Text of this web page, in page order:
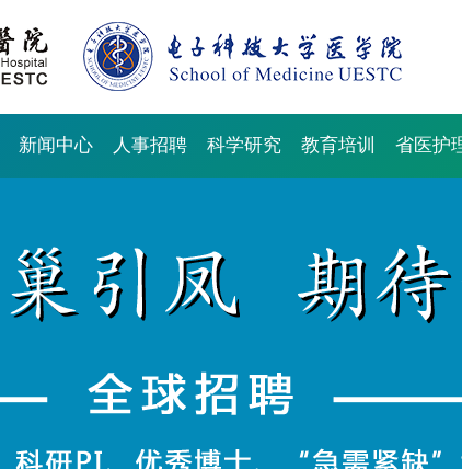
新闻中心 人事招聘 科学研究 教育培训 省医护